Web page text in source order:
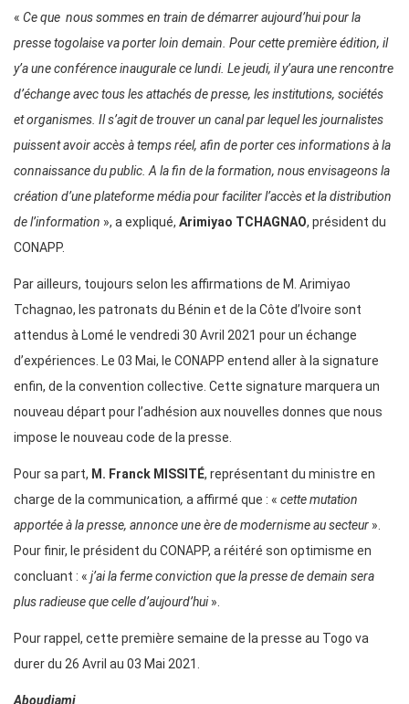
« Ce que nous sommes en train de démarrer aujourd’hui pour la
presse togolaise va porter loin demain. Pour cette première édition, il
y’a une conférence inaugurale ce lundi. Le jeudi, il y’aura une rencontre
d’échange avec tous les attachés de presse, les institutions, sociétés
et organismes. Il s’agit de trouver un canal par lequel les journalistes
puissent avoir accès à temps réel, afin de porter ces informations à la
connaissance du public. A la fin de la formation, nous envisageons la
création d’une plateforme média pour faciliter l’accès et la distribution
de l’information », a expliqué, Arimiyao TCHAGNAO, président du
CONAPP.
Par ailleurs, toujours selon les affirmations de M. Arimiyao
Tchagnao, les patronats du Bénin et de la Côte d’Ivoire sont
attendus à Lomé le vendredi 30 Avril 2021 pour un échange
d’expériences. Le 03 Mai, le CONAPP entend aller à la signature
enfin, de la convention collective. Cette signature marquera un
nouveau départ pour l’adhésion aux nouvelles donnes que nous
impose le nouveau code de la presse.
Pour sa part, M. Franck MISSITÉ, représentant du ministre en
charge de la communication, a affirmé que : « cette mutation
apportée à la presse, annonce une ère de modernisme au secteur ».
Pour finir, le président du CONAPP, a réitéré son optimisme en
concluant : « j’ai la ferme conviction que la presse de demain sera
plus radieuse que celle d’aujourd’hui».
Pour rappel, cette première semaine de la presse au Togo va
durer du 26 Avril au 03 Mai 2021.
Aboudjami